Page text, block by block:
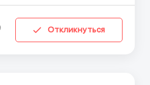
Откликнуться